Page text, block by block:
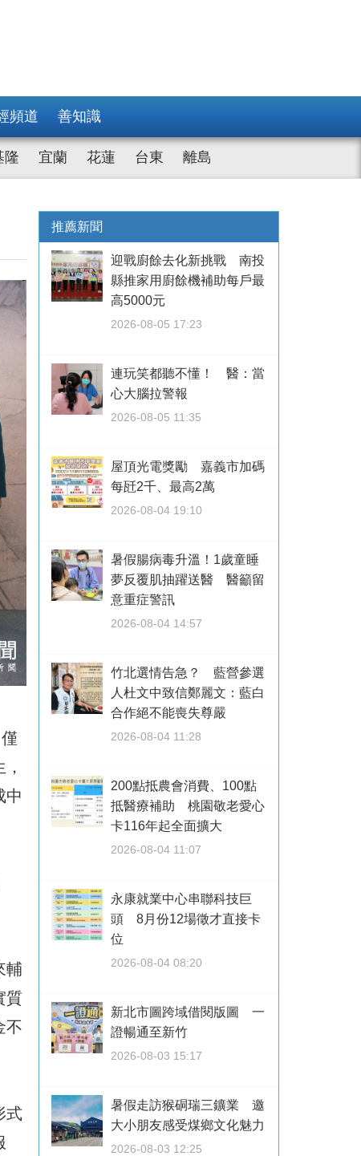
頻道 善知識
隆 宜蘭 花蓮 台東 離島
中
輔
質
不
式
推薦新聞
迎戰廚餘去化新挑戰 南投
縣推家用廚餘機補助每戶最
高5000元
2026-08-05 17:23
連玩笑都聽不懂！ 醫：當
心大腦拉警報
2026-08-05 11:35
屋頂光電獎勵 嘉義市加碼
每瓩2千、最高2萬
2026-08-04 19:10
暑假腸病毒升溫！1歲童睡
夢反覆肌抽躍送醫 醫籲留
意重症警訊
2026-08-04 14:57
竹北選情告急？ 藍營參選
人杜文中致信鄭麗文：藍白
合作絕不能喪失尊嚴
2026-08-04 11:28
200點抵農會消費、100點
抵醫療補助 桃園敬老愛心
卡116年起全面擴大
2026-08-04 11:07
永康就業中心串聯科技巨
頭 8月份12場徵才直接卡
位
2026-08-04 08:20
新北市圖跨域借閱版圖 一
證暢通至新竹
2026-08-03 15:17
暑假走訪猴硐瑞三鑛業 邀
大小朋友感受煤鄉文化魅力
2026-08-03 12:25